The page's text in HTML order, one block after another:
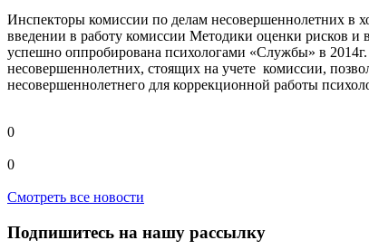
Инспекторы комиссии по делам несовершеннолетних в
введении в работу комиссии Методики оценки рисков
успешно оппробирована психологами «Службы» в
несовершеннолетних, стоящих на учете комиссии,
несовершеннолетнего для коррекционной работы
0
0
Смотреть все новости
Подпишитесь на нашу рассылку